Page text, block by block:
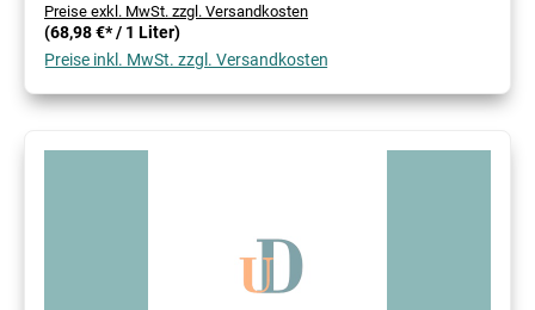
Preise exkl. MwSt. zzgl. Versandkosten
(68,98 €* / 1 Liter)
Preise inkl. MwSt. zzgl. Versandkosten